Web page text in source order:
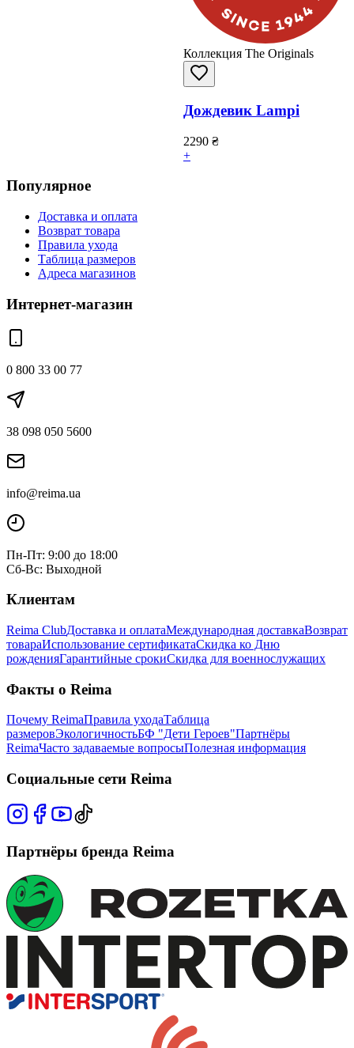
Коллекция The Originals
Дождевик Lampi
2290 ₴
+
Популярное
Доставка и оплата
Возврат товара
Правила ухода
Таблица размеров
Адреса магазинов
Интернет-магазин
0 800 33 00 77
38 098 050 5600
info@reima.ua
Пн-Пт: 9:00 до 18:00
Сб-Вс: Выходной
Клиентам
Reima ClubДоставка и оплатаМеждународная доставкаВозврат
товараИспользование сертификатаСкидка ко Дню
рожденияГарантийные срокиСкидка для военнослужащих
Факты о Reima
Почему ReimaПравила уходаТаблица
размеровЭкологичностьБФ "Дети Героев"Партнёры
ReimaЧасто задаваемые вопросыПолезная информация
Социальные сети Reima
Партнёры бренда Reima